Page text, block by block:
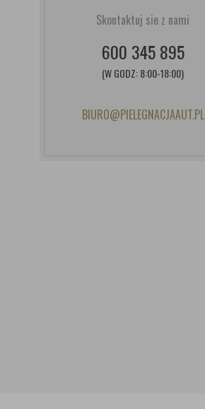
Skontaktuj sie z nami
600 345 895
(W GODZ: 8:00-18:00)
BIURO@PIELEGNACJAAUT.PL